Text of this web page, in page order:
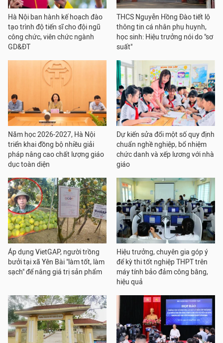
Hà Nội ban hành kế hoạch đào
tạo trình độ tiến sĩ cho đội ngũ
công chức, viên chức ngành
GD&ĐT
THCS Nguyễn Hồng Đào tiết lộ
thông tin cá nhân phụ huynh,
học sinh: Hiệu trưởng nói do "sơ
suất"
Năm học 2026-2027, Hà Nội
triển khai đồng bộ nhiều giải
pháp nâng cao chất lượng giáo
dục toàn diện
Dự kiến sửa đổi một số quy định
chuẩn nghề nghiệp, bổ nhiệm
chức danh và xếp lương với nhà
giáo
Áp dụng VietGAP, người trồng
bưởi tại xã Yên Bài "làm tốt, làm
sạch" để nâng giá trị sản phẩm
Hiệu trưởng, chuyên gia góp ý
để kỳ thi tốt nghiệp THPT trên
máy tính bảo đảm công bằng,
hiệu quả